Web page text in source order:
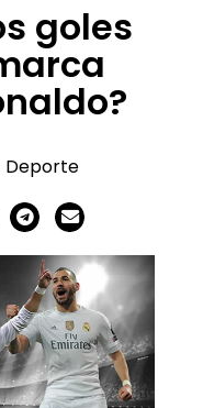
goles
Deporte